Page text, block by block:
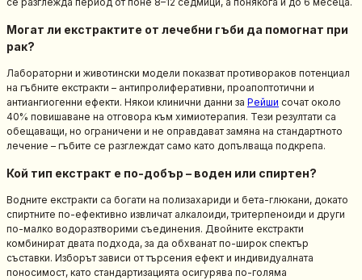
Могат ли екстрактите от лечебни гъби да помогнат при
рак?
Лабораторни и животински модели показват противораков потенциал
на гъбните екстракти – антипролиферативни, проапоптотични и
антиангиогенни ефекти. Някои клинични данни за Рейши сочат около
40% повишаване на отговора към химиотерапия. Тези резултати са
обещаващи, но ограничени и не оправдават замяна на стандартното
лечение – гъбите се разглеждат само като допълваща подкрепа.
Кой тип екстракт е по-добър – воден или спиртен?
Водните екстракти са богати на полизахариди и бета-глюкани, докато
спиртните по-ефективно извличат алкалоиди, тритерпеноиди и други
по-малко водоразтворими съединения. Двойните екстракти
комбинират двата подхода, за да обхванат по-широк спектър
съставки. Изборът зависи от търсения ефект и индивидуалната
поносимост, като стандартизацията осигурява по-голяма